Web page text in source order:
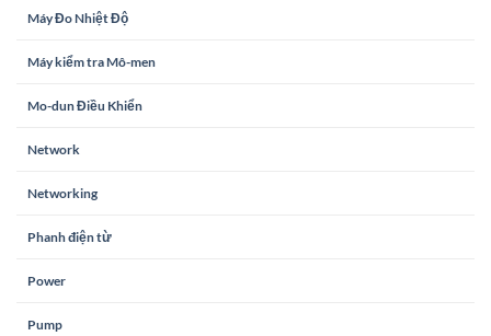
Máy Đo Nhiệt Độ
Máy kiểm tra Mô-men
Mo-dun Điều Khiển
Network
Networking
Phanh điện từ
Power
Pump